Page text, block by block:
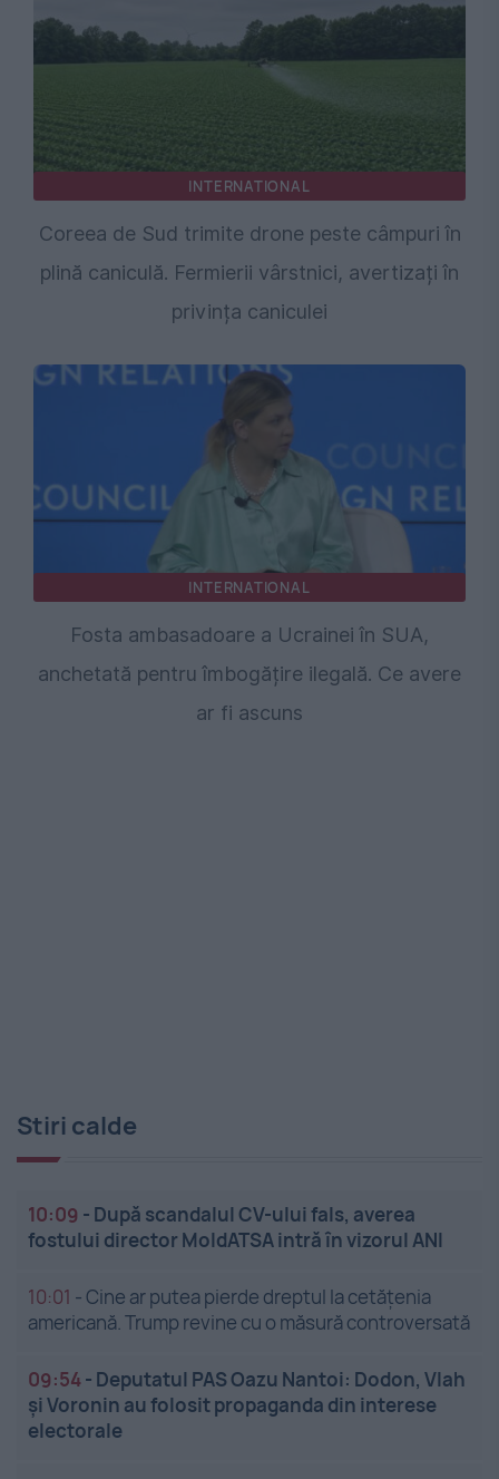
INTERNATIONAL
Coreea de Sud trimite drone peste câmpuri în
plină caniculă. Fermierii vârstnici, avertizați în
privința caniculei
INTERNATIONAL
Fosta ambasadoare a Ucrainei în SUA,
anchetată pentru îmbogățire ilegală. Ce avere
ar fi ascuns
Stiri calde
10:09 - După scandalul CV-ului fals, averea
fostului director MoldATSA intră în vizorul ANI
10:01 -Cine ar putea pierde dreptul la cetățenia
americană. Trump revine cu o măsură controversată
09:54- Deputatul PAS Oazu Nantoi: Dodon, Vlah
și Voronin au folosit propaganda din interese
electorale